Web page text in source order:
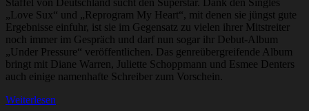
„Love Sux“ und „Reprogram My Heart“, mit denen sie jüngst gute
Ergebnisse einfuhr, ist sie im Gegensatz zu vielen ihrer Mitstreiter
noch immer im Gespräch und darf nun sogar ihr Debut-Album
„Under Pressure“ veröffentlichen. Das genreübergreifende Album
bringt mit Diane Warren, Juliette Schoppmann und Esmee Denters
auch einige namenhafte Schreiber zum Vorschein.
Weiterlesen